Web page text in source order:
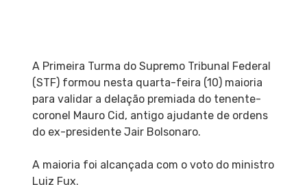
A Primeira Turma do Supremo Tribunal Federal
(STF) formou nesta quarta-feira (10) maioria
para validar a delação premiada do tenente-
coronel Mauro Cid, antigo ajudante de ordens
do ex-presidente Jair Bolsonaro.
A maioria foi alcançada com o voto do ministro
Luiz Fux.